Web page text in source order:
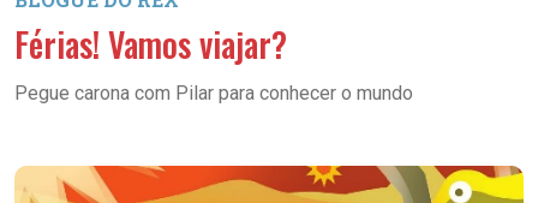
Férias! Vamos viajar?
Pegue carona com Pilar para conhecer o mundo